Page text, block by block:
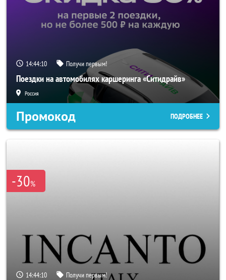
14:44:08 Получи первым!
Поездки на автомобилях каршеринга «Ситидрайв»
Россия
Промокод ПОДРОБНЕЕ
-30%
14:44:08 Получи первым!